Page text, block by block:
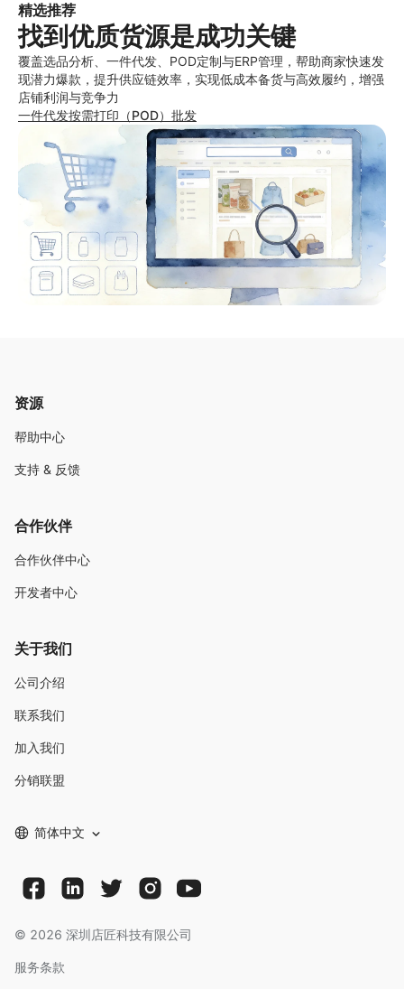
精选推荐
找到优质货源是成功关键
覆盖选品分析、一件代发、POD定制与ERP管理，帮助商家快速发
现潜力爆款，提升供应链效率，实现低成本备货与高效履约，增强
店铺利润与竞争力
一件代发按需打印（POD） 批发
资源
帮助中心
支持 & 反馈
合作伙伴
合作伙伴中心
开发者中心
关于我们
公司介绍
联系我们
加入我们
分销联盟
简体中文
© 2026 深圳店匠科技有限公司
服务条款